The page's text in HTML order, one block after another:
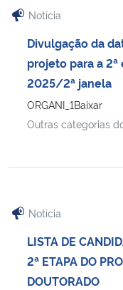
Notícia
Divulgação da
projeto para a
2025/2ª janela
ORGANI_1Baixar
Outras categorias
Notícia
LISTA DE
2ª ETAPA DO
DOUTORADO